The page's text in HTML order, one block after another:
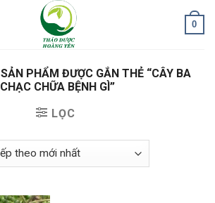
0
SẢN PHẨM ĐƯỢC GẮN THẺ “CÂY BA
CHẠC CHỮA BỆNH GÌ”
LỌC